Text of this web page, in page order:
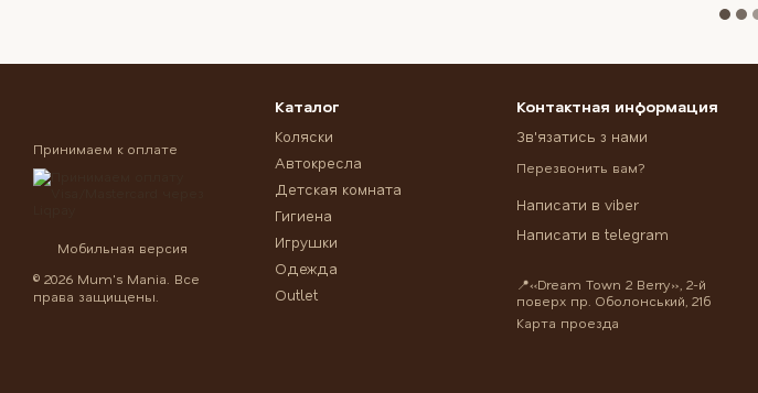
Принимаем к оплате
Мобильная версия
© 2026 Mum's Mania. Все
права защищены.
Каталог
Коляски
Автокресла
Детская комната
Гигиена
Игрушки
Одежда
Outlet
Контактная информация
Зв'язатись з нами
Перезвонить вам?
Написати в viber
Написати в telegram
📍«Dream Town 2 Berry», 2-й
поверх пр. Оболонський, 21б
Карта проезда